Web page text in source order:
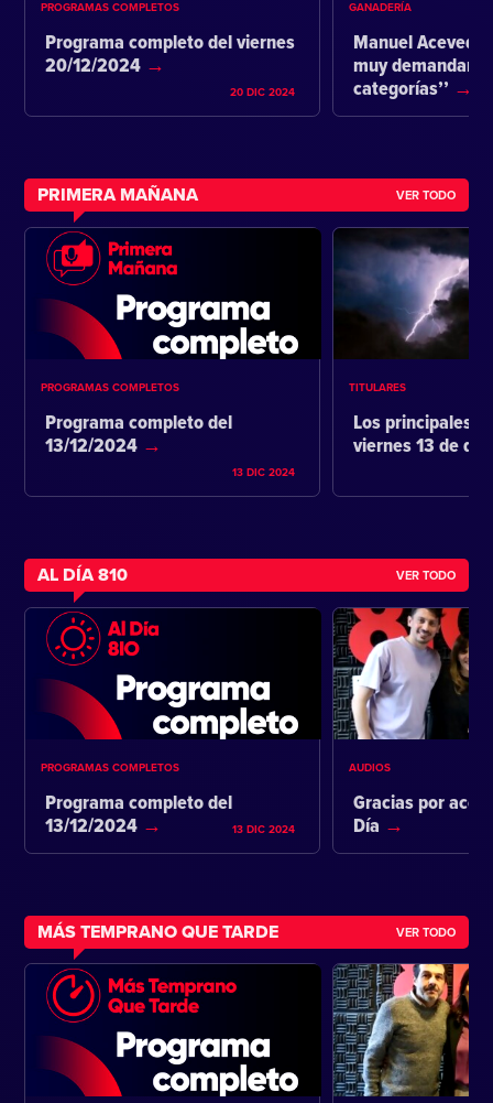
PROGRAMAS COMPLETOS
Programa completo del viernes
20/12/2024
20 DIC 2024
GANADERÍA
Manuel
muy
categorías’’
PRIMERA MAÑANA VER TODO
PROGRAMAS COMPLETOS
Programa completo del
13/12/2024
13 DIC 2024
TITULARES
Los principales
viernes 13 de
AL DÍA 810 VER TODO
PROGRAMAS COMPLETOS
Programa completo del
13/12/2024
13 DIC 2024
AUDIOS
Gracias por
Día
MÁS TEMPRANO QUE TARDE VER TODO